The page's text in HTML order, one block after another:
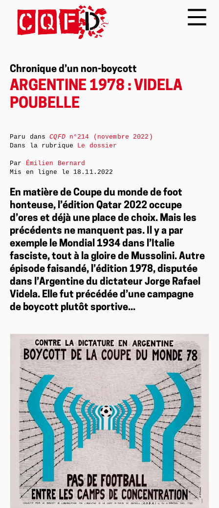
Chronique d’un non-boycott
ARGENTINE 1978 : VIDELA
POUBELLE
En matière de Coupe du monde de foot
honteuse, l’édition Qatar 2022 occupe
d’ores et déjà une place de choix. Mais les
précédents ne manquent pas. Il y a par
exemple le Mondial 1934 dans l’Italie
fasciste, tout à la gloire de Mussolini. Autre
épisode faisandé, l’édition 1978, disputée
dans l’Argentine du dictateur Jorge Rafael
Videla. Elle fut précédée d’une campagne
de boycott plutôt sportive...
Paru dansCQFDn°214 (novembre 2022)
Dans la rubrique Le dossier
Par Émilien Bernard
Mis en ligne le 18.11.2022